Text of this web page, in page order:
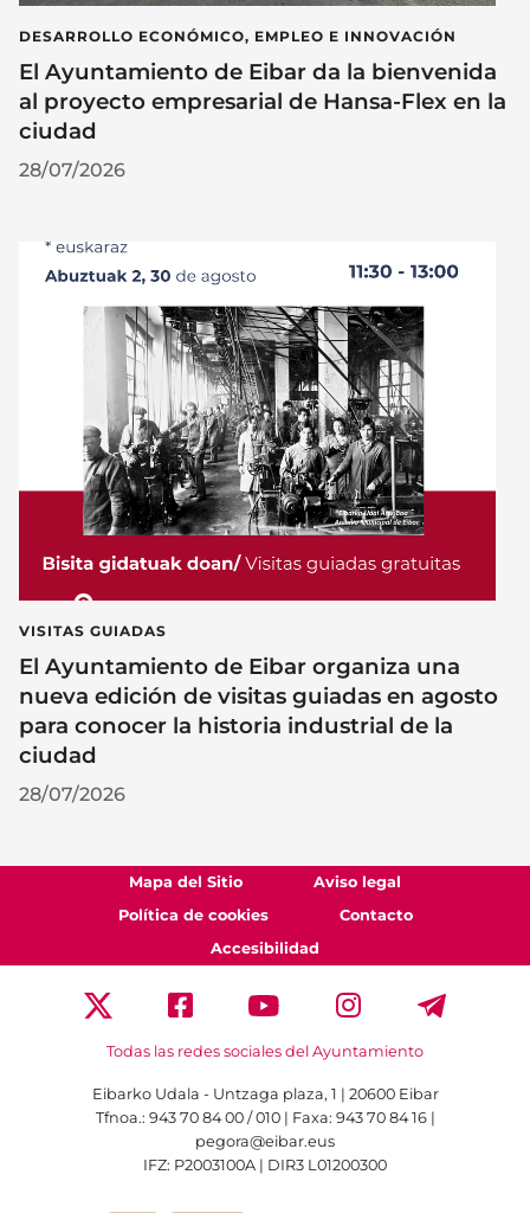
DESARROLLO ECONÓMICO, EMPLEO E INNOVACIÓN
El Ayuntamiento de Eibar da la bienvenida
al proyecto empresarial de Hansa-Flex en la
ciudad
28/07/2026
VISITAS GUIADAS
El Ayuntamiento de Eibar organiza una
nueva edición de visitas guiadas en agosto
para conocer la historia industrial de la
ciudad
28/07/2026
Mapa del Sitio
Aviso legal
Política de cookies
Contacto
Accesibilidad
Todas las redes sociales del Ayuntamiento
Eibarko Udala - Untzaga plaza, 1 | 20600 Eibar
Tfnoa.: 943 70 84 00 / 010 | Faxa: 943 70 84 16 |
pegora@eibar.eus
IFZ: P2003100A | DIR3 L01200300